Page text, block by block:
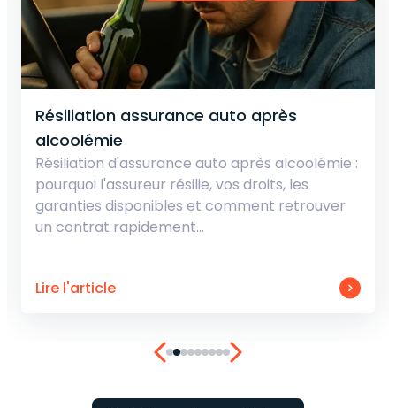
Assurance auto après alcoolémie :
retrouvez un contrat en moins de 30
minutes
Déterminer votre degré de responsabilité en
cas d’accident de la route a une importance
capitale. Cela permet non seulement
Lire l'article